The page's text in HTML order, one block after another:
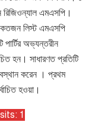
এমএসপি।
কতজন লিস্ট এমএসপি
পার্টির অভ্যন্তরীন
হন। সাধারণত প্রতিটি
করেন । প্রথম
হওয়া।
1